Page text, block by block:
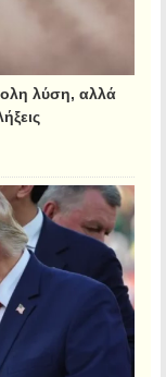
λύση, αλλά